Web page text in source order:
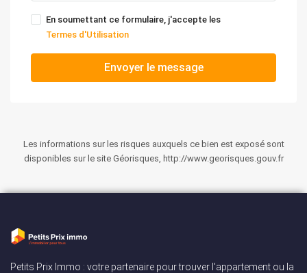
En soumettant ce formulaire, j'accepte les
Termes d'Utilisation
Envoyer le message
Les informations sur les risques auxquels ce bien est exposé sont
disponibles sur le site Géorisques, http://www.georisques.gouv.fr
Petits Prix Immo : votre partenaire pour trouver l'appartement ou la